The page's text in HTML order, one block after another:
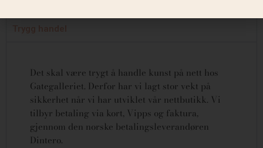
Det skal være trygt å handle kunst på nett hos
Gategalleriet. Derfor har vi lagt stor vekt på
sikkerhet når vi har utviklet vår nettbutikk. Vi
tilbyr betaling via kort, Vipps og faktura,
gjennom den norske betalingsleverandøren
Dintero.